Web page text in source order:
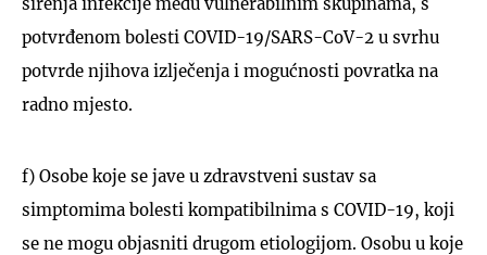
potvrđenom bolesti COVID-19/SARS-CoV-2 u svrhu
potvrde njihova izlječenja i mogućnosti povratka na
radno mjesto.
f) Osobe koje se jave u zdravstveni sustav sa
simptomima bolesti kompatibilnima s COVID-19, koji
se ne mogu objasniti drugom etiologijom. Osobu u koje